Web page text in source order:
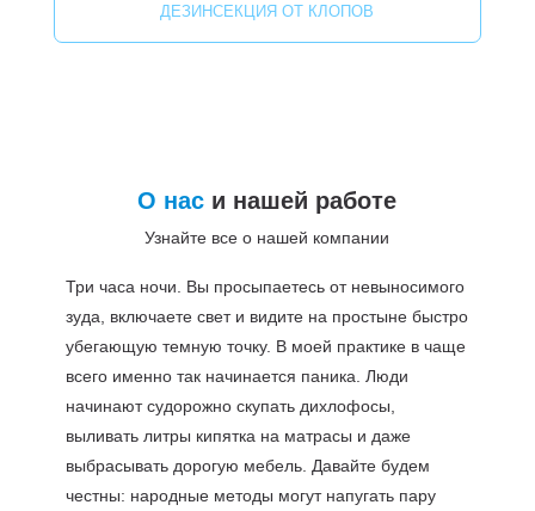
ДЕЗИНСЕКЦИЯ ОТ КЛОПОВ
О нас и нашей работе
Узнайте все о нашей компании
Три часа ночи. Вы просыпаетесь от невыносимого
зуда, включаете свет и видите на простыне быстро
убегающую темную точку. В моей практике в чаще
всего именно так начинается паника. Люди
начинают судорожно скупать дихлофосы,
выливать литры кипятка на матрасы и даже
выбрасывать дорогую мебель. Давайте будем
честны: народные методы могут напугать пару